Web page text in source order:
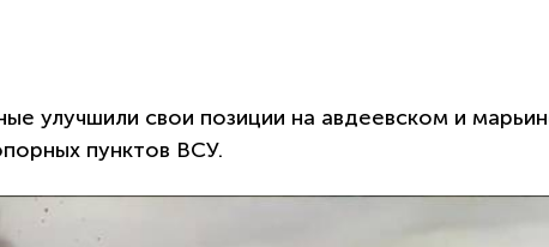
улучшили свои позиции на авдеевском и
пунктов ВСУ.